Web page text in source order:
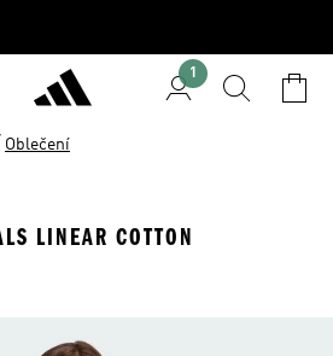
1
Oblečení
LINEAR COTTON